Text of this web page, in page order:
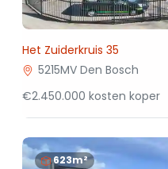
Het Zuiderkruis 35
5215MV Den Bosch
€2.450.000 kosten koper
623m²